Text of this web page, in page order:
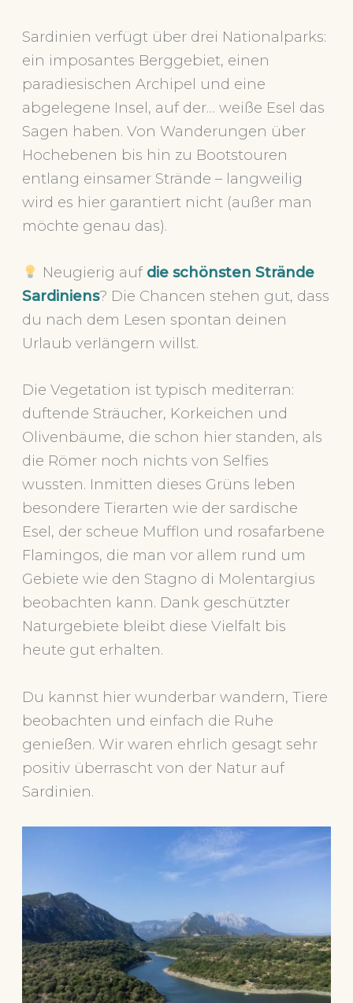
Sardinien verfügt über drei Nationalparks:
ein imposantes Berggebiet, einen
paradiesischen Archipel und eine
abgelegene Insel, auf der… weiße Esel das
Sagen haben. Von Wanderungen über
Hochebenen bis hin zu Bootstouren
entlang einsamer Strände – langweilig
wird es hier garantiert nicht (außer man
möchte genau das).
Neugierig auf die schönsten Strände
Sardiniens? Die Chancen stehen gut, dass
du nach dem Lesen spontan deinen
Urlaub verlängern willst.
Die Vegetation ist typisch mediterran:
duftende Sträucher, Korkeichen und
Olivenbäume, die schon hier standen, als
die Römer noch nichts von Selfies
wussten. Inmitten dieses Grüns leben
besondere Tierarten wie der sardische
Esel, der scheue Mufflon und rosafarbene
Flamingos, die man vor allem rund um
Gebiete wie den Stagno di Molentargius
beobachten kann. Dank geschützter
Naturgebiete bleibt diese Vielfalt bis
heute gut erhalten.
Du kannst hier wunderbar wandern, Tiere
beobachten und einfach die Ruhe
genießen. Wir waren ehrlich gesagt sehr
positiv überrascht von der Natur auf
Sardinien.